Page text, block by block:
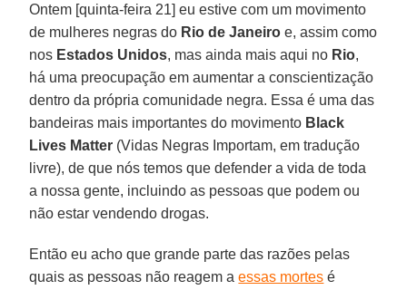
Ontem [quinta-feira 21] eu estive com um movimento
de mulheres negras do Rio de Janeiro e, assim como
nos Estados Unidos, mas ainda mais aqui no Rio,
há uma preocupação em aumentar a conscientização
dentro da própria comunidade negra. Essa é uma das
bandeiras mais importantes do movimento Black
Lives Matter (Vidas Negras Importam, em tradução
livre), de que nós temos que defender a vida de toda
a nossa gente, incluindo as pessoas que podem ou
não estar vendendo drogas.
Então eu acho que grande parte das razões pelas
quais as pessoas não reagem aessas mortes é